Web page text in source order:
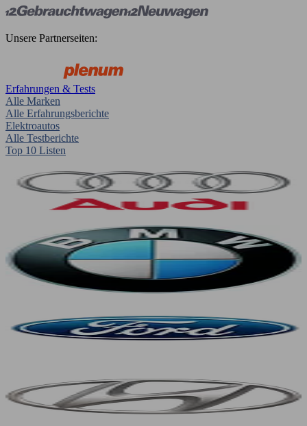
Unsere Partnerseiten:
Erfahrungen & Tests
Alle Marken
Alle Erfahrungsberichte
Elektroautos
Alle Testberichte
Top 10 Listen